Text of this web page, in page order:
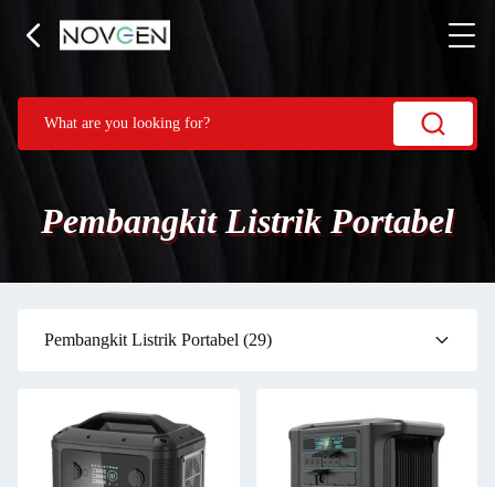
Pembangkit Listrik Portabel
Pembangkit Listrik Portabel (29)